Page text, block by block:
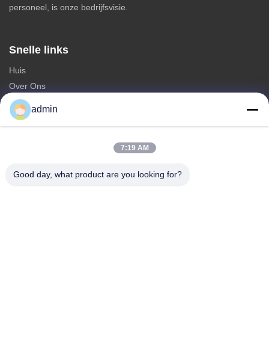
personeel, is onze bedrijfsvisie.
Snelle links
Huis
Over Ons
producten
Neem contact met ons op
driehoekige antenntoren
admin
7:19 AM
Good day, what product are you looking for?